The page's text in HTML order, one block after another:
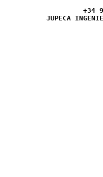
+34
JUPECA